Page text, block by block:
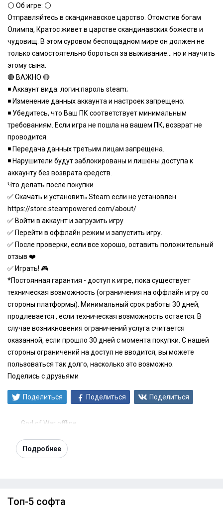
⚪️ Об игре: ⚪️
Отправляйтесь в скандинавское царство. Отомстив богам
Олимпа, Кратос живет в царстве скандинавских божеств и
чудовищ. В этом суровом беспощадном мире он должен не
только самостоятельно бороться за выживание... но и научить
этому сына.
🔴 ВАЖНО 🔴
◾️ Аккаунт вида: логин:пароль steam;
◾️ Изменение данных аккаунта и настроек запрещено;
◾️ Убедитесь, что Ваш ПК соответствует минимальным
требованиям. Если игра не пошла на вашем ПК, возврат не
проводится.
◾️ Передача данных третьим лицам запрещена.
◾️ Нарушители будут заблокированы и лишены доступа к
аккаунту без возврата средств.
Что делать после покупки
✅ Скачать и установить Steam если не установлен
https://store.steampowered.com/about/
✅ Войти в аккаунт и загрузить игру
✅ Перейти в оффлайн режим и запустить игру.
✅ После проверки, если все хорошо, оставить положительный
отзыв ❤️
✅ Играть! 🎮
*Постоянная гарантия - доступ к игре, пока существует
техническая возможность (ограничения на оффлайн игру со
стороны платформы). Минимальный срок работы 30 дней,
продлевается , если техническая возможность остается. В
случае возникновения ограничений услуга считается
оказанной, если прошло 30 дней с момента покупки. С нашей
стороны ограничений на доступ не вводится, вы можете
пользоваться так долго, насколько это возможно.
Поделись с друзьями
Поделиться Поделиться Поделиться
God of War offline
Подробнее
Топ-5 софта